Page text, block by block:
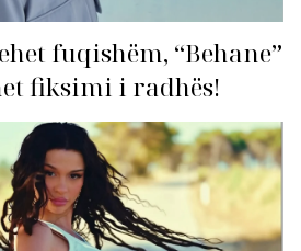
fuqishëm, “Behane”
fiksimi i radhës!